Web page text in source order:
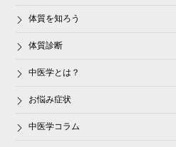
体質を知ろう
体質診断
中医学とは？
お悩み症状
中医学コラム